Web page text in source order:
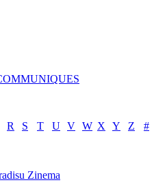
R S T U V W X Y Z
#